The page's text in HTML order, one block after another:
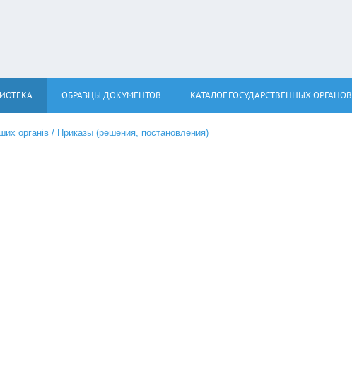
ОБРАЗЦЫ ДОКУМЕНТОВ КАТАЛОГ ГОСУДАРСТВЕННЫХ ОРГАНОВ
органів / Приказы (решения, постановления)